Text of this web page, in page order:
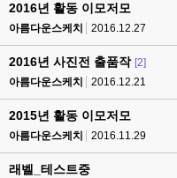
2016년 활동 이모저모
아름다운스케치 2016.12.27
2016년 사진전 출품작 [2]
아름다운스케치
2016.12.21
2015년 활동 이모저모
아름다운스케치 2016.11.29
래벨_테스트중